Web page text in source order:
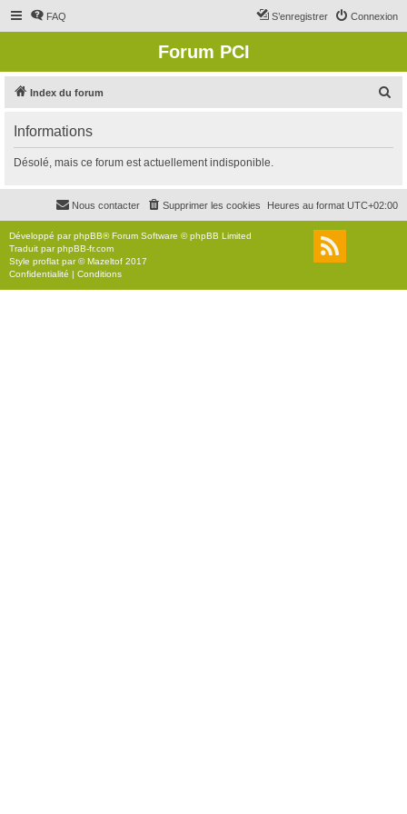
FAQ Connexion
S’enregistrer
Forum PCI
Index du forum
r
c
r
Informations
Désolé, mais ce forum est actuellement indisponible.
Heures au format UTC+02:00
Supprimer les cookies
Nous contacter
Développé parphpBB® Forum Software © phpBB Limited
Traduit parphpBB-fr.com
Style proflat par ©Mazeltof 2017
Confidentialité | Conditions